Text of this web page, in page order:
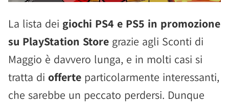
La lista dei giochi PS4 e PS5 in promozione
su PlayStation Store grazie agli Sconti di
Maggio è davvero lunga, e in molti casi si
tratta di offerte particolarmente interessanti,
che sarebbe un peccato perdersi. Dunque